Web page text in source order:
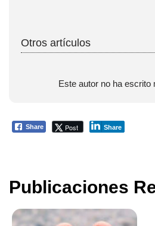
Otros artículos
Este autor no ha escrito
Share Post Share
Publicaciones